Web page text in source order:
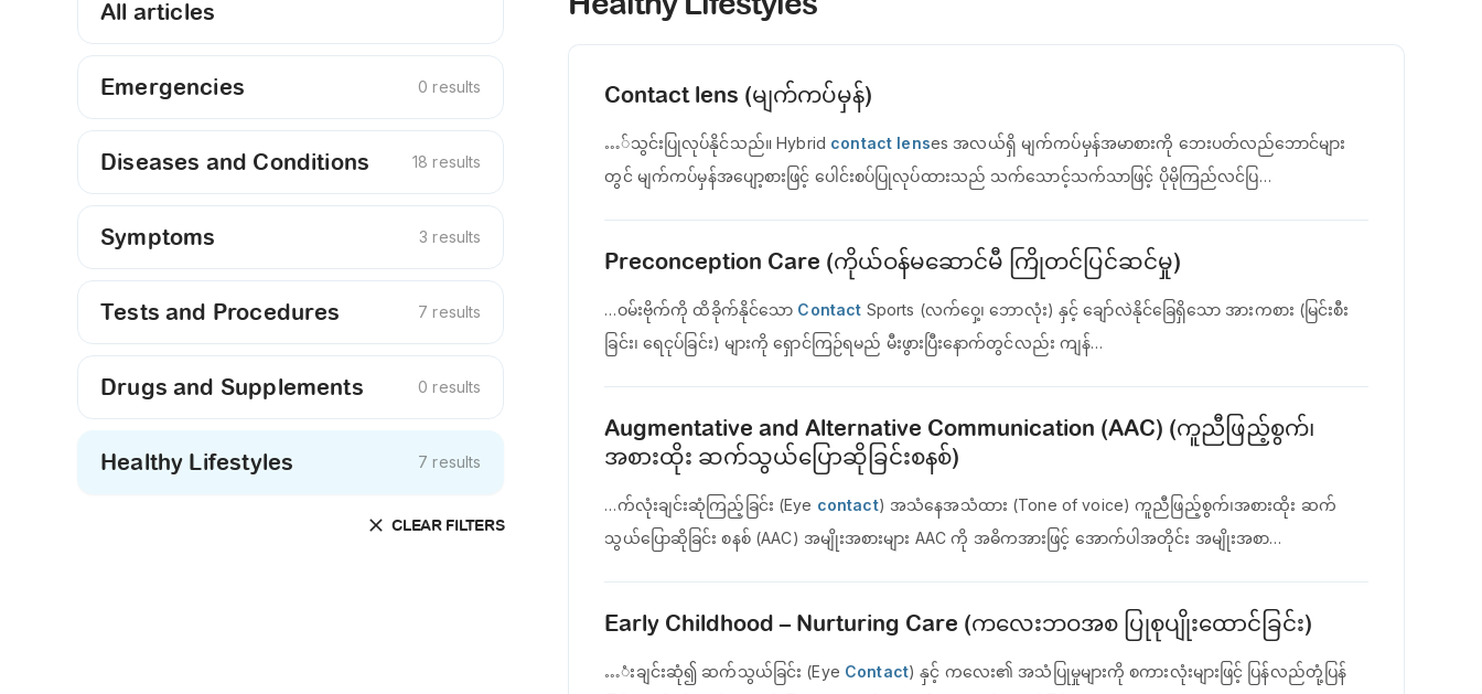
All articles
Emergencies 0 results
Diseases and Conditions 18 results
Symptoms 3 results
Tests and Procedures 7 results
Drugs and Supplements 0 results
Healthy Lifestyles 7 results
CLEAR FILTERS
Contact lens (မျက်ကပ်မှန်)
…်သွင်းပြုလုပ်နိုင်သည်။ Hybrid contact lenses အလယ်ရှိ မျက်ကပ်မှန်အမာစားကို ဘေးပတ်လည်ဘောင်များ
တွင် မျက်ကပ်မှန်အပျော့စားဖြင့် ပေါင်းစပ်ပြုလုပ်ထားသည် သက်သောင့်သက်သာဖြင့် ပိုမိုကြည်လင်ပြ…
Preconception Care (ကိုယ်ဝန်မဆောင်မီ ကြိုတင်ပြင်ဆင်မှု)
…ဝမ်းဗိုက်ကို ထိခိုက်နိုင်သော Contact Sports (လက်ဝှေ့၊ ဘောလုံး) နှင့် ချော်လဲနိုင်ခြေရှိသော အားကစား (မြင်းစီး
ခြင်း၊ ရေငုပ်ခြင်း) များကို ရှောင်ကြဉ်ရမည် မီးဖွားပြီးနောက်တွင်လည်း ကျန်…
Augmentative and Alternative Communication (AAC) (ကူညီဖြည့်စွက်၊
အစားထိုး ဆက်သွယ်ပြောဆိုခြင်းစနစ်)
…က်လုံးချင်းဆုံကြည့်ခြင်း (Eye contact) အသံနေအသံထား (Tone of voice) ကူညီဖြည့်စွက်၊အစားထိုး ဆက်
သွယ်ပြောဆိုခြင်း စနစ် (AAC) အမျိုးအစားများ AAC ကို အဓိကအားဖြင့် အောက်ပါအတိုင်း အမျိုးအစာ…
Early Childhood – Nurturing Care (ကလေးဘဝအစ ပြုစုပျိုးထောင်ခြင်း)
…ံးချင်းဆုံ၍ ဆက်သွယ်ခြင်း (Eye Contact) နှင့် ကလေး၏ အသံပြုမှုများကို စကားလုံးများဖြင့် ပြန်လည်တုံ့ပြန်